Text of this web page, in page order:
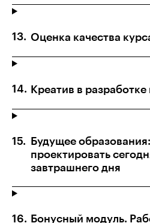
Оценка качества
Креатив в
Будущее
проектировать
завтрашнего дня
Бонусный модуль.